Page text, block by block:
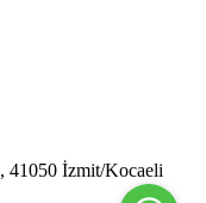
41050 İzmit/Kocaeli